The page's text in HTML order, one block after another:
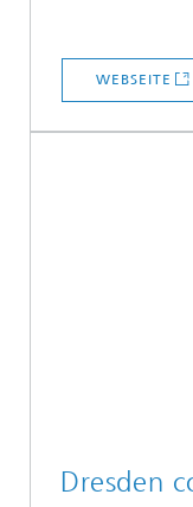
WEBSEITE
Dresden